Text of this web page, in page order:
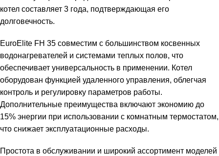
котел составляет 3 года, подтверждающая его
долговечность.
EuroElite FH 35 совместим с большинством косвенных
водонагревателей и системами теплых полов, что
обеспечивает универсальность в применении. Котел
оборудован функцией удаленного управления, облегчая
контроль и регулировку параметров работы.
Дополнительные преимущества включают экономию до
15% энергии при использовании с комнатным термостатом,
что снижает эксплуатационные расходы.
Простота в обслуживании и широкий ассортимент моделей